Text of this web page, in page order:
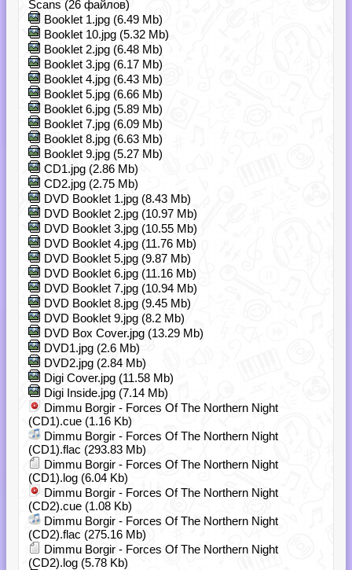
Scans (26 файлов)
Booklet 1.jpg (6.49 Mb)
Booklet 10.jpg (5.32 Mb)
Booklet 2.jpg (6.48 Mb)
Booklet 3.jpg (6.17 Mb)
Booklet 4.jpg (6.43 Mb)
Booklet 5.jpg (6.66 Mb)
Booklet 6.jpg (5.89 Mb)
Booklet 7.jpg (6.09 Mb)
Booklet 8.jpg (6.63 Mb)
Booklet 9.jpg (5.27 Mb)
CD1.jpg (2.86 Mb)
CD2.jpg (2.75 Mb)
DVD Booklet 1.jpg (8.43 Mb)
DVD Booklet 2.jpg (10.97 Mb)
DVD Booklet 3.jpg (10.55 Mb)
DVD Booklet 4.jpg (11.76 Mb)
DVD Booklet 5.jpg (9.87 Mb)
DVD Booklet 6.jpg (11.16 Mb)
DVD Booklet 7.jpg (10.94 Mb)
DVD Booklet 8.jpg (9.45 Mb)
DVD Booklet 9.jpg (8.2 Mb)
DVD Box Cover.jpg (13.29 Mb)
DVD1.jpg (2.6 Mb)
DVD2.jpg (2.84 Mb)
Digi Cover.jpg (11.58 Mb)
Digi Inside.jpg (7.14 Mb)
Dimmu Borgir - Forces Of The Northern Night
(CD1).cue (1.16 Kb)
Dimmu Borgir - Forces Of The Northern Night
(CD1).flac (293.83 Mb)
Dimmu Borgir - Forces Of The Northern Night
(CD1).log (6.04 Kb)
Dimmu Borgir - Forces Of The Northern Night
(CD2).cue (1.08 Kb)
Dimmu Borgir - Forces Of The Northern Night
(CD2).flac (275.16 Mb)
Dimmu Borgir - Forces Of The Northern Night
(CD2).log (5.78 Kb)